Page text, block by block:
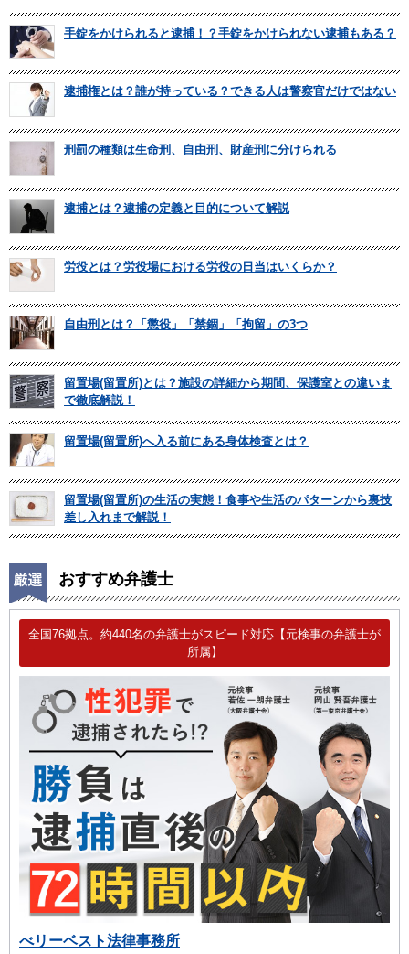
手錠をかけられると逮捕！？手錠をかけられない逮捕もある？
逮捕権とは？誰が持っている？できる人は警察官だけではない
刑罰の種類は生命刑、自由刑、財産刑に分けられる
逮捕とは？逮捕の定義と目的について解説
労役とは？労役場における労役の日当はいくらか？
自由刑とは？「懲役」「禁錮」「拘留」の3つ
留置場(留置所)とは？施設の詳細から期間、保護室との違いま
で徹底解説！
留置場(留置所)へ入る前にある身体検査とは？
留置場(留置所)の生活の実態！食事や生活のパターンから裏技
差し入れまで解説！
おすすめ弁護士
全国76拠点。約440名の弁護士がスピード対応【元検事の弁護士が
所属】
べリーベスト法律事務所